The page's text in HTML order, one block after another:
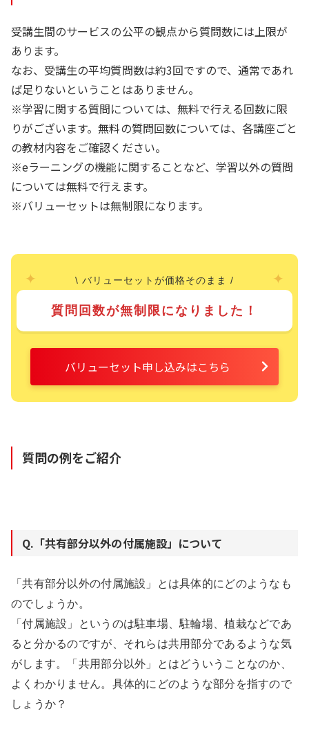
受講生間のサービスの公平の観点から質問数には上限が
あります。
なお、受講生の平均質問数は約3回ですので、通常であれ
ば足りないということはありません。
※学習に関する質問については、無料で行える回数に限
りがございます。無料の質問回数については、各講座ごと
の教材内容をご確認ください。
※eラーニングの機能に関することなど、学習以外の質問
については無料で行えます。
※バリューセットは無制限になります。
✦ ✦
\ バリューセットが価格そのまま /
質問回数が無制限になりました！
バリューセット申し込みはこちら
質問の例をご紹介
Q.「共有部分以外の付属施設」について
「共有部分以外の付属施設」とは具体的にどのようなも
のでしょうか。
「付属施設」というのは駐車場、駐輪場、植栽などであ
ると分かるのですが、それらは共用部分であるような気
がします。「共用部分以外」とはどういうことなのか、
よくわかりません。具体的にどのような部分を指すので
しょうか？